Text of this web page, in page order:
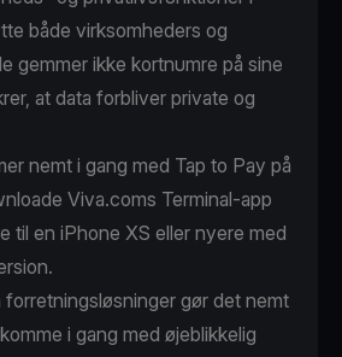
både virksomheders og
gemmer ikke kortnumre på sine
at data forbliver private og
nemt i gang med Tap to Pay på
Viva.coms Terminal-app
til en iPhone XS eller nyere med
gør det nemt
i gang med øjeblikkelig